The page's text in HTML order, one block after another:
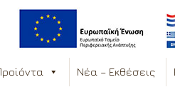
Νέα – Εκθέσεις